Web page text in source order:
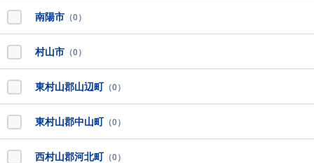
南陽市 （0）
村山市 （0）
東村山郡山辺町 （0）
東村山郡中山町 （0）
西村山郡河北町 （0）